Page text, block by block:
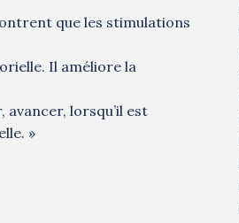
que les stimulations
Il améliore la
avancer, lorsqu’il est
»